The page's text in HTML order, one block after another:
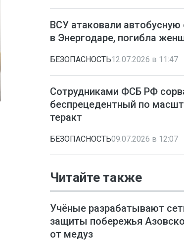
ВСУ атаковали автобусную
в Энергодаре, погибла
БЕЗОПАСНОСТЬ12.07.2026 в 11:47
Сотрудниками ФСБ РФ
беспрецедентный по
теракт
БЕЗОПАСНОСТЬ09.07.2026 в 12:07
Читайте также
Учёные разрабатывают
защиты побережья
от медуз